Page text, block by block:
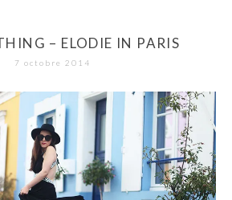
– ELODIE IN PARIS
7 octobre 2014